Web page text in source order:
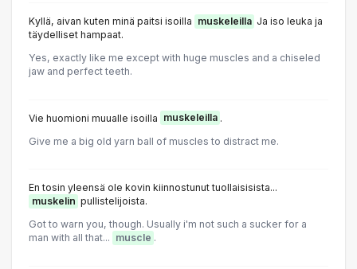
Kyllä, aivan kuten minä paitsi isoilla muskeleilla Ja iso leuka ja
täydelliset hampaat.
Yes, exactly like me except with huge muscles and a chiseled
jaw and perfect teeth.
Vie huomioni muualle isoilla muskeleilla .
Give me a big old yarn ball of muscles to distract me.
En tosin yleensä ole kovin kiinnostunut tuollaisisista...
muskelin pullistelijoista.
Got to warn you, though. Usually i'm not such a sucker for a
man with all that... muscle .